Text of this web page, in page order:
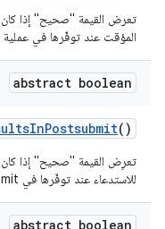
تعرض القيمة "صحيح" إذا كان
المؤقت عند توفّرها في عملية
abstract boolean
InPostsubmit()
تعرِض القيمة "صحيح" إذا
للاستدعاء عند توفّرها في postsubmit.
abstract boolean